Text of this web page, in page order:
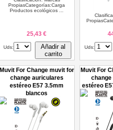
PropiasCategorías:Carga
Productos ecológicos ...
25,43 €
Uds:
Añadir al
carrito
Uds:
Muvit For Change muvit for
change auriculares
estéreo E57 3.5mm
blancos
Muvit For
estéreo